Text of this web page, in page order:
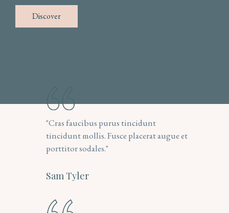
"Cras faucibus purus tincidunt
tincidunt mollis. Fusce placerat augue et
porttitor sodales."
Sam Tyler